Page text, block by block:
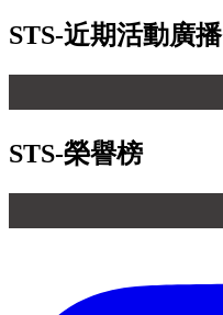
STS-近期活動廣播
STS-榮譽榜